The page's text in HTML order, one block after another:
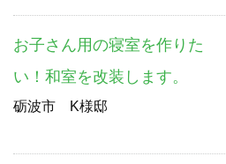
お子さん用の寝室を作りた
い！和室を改装します。
砺波市 K様邸